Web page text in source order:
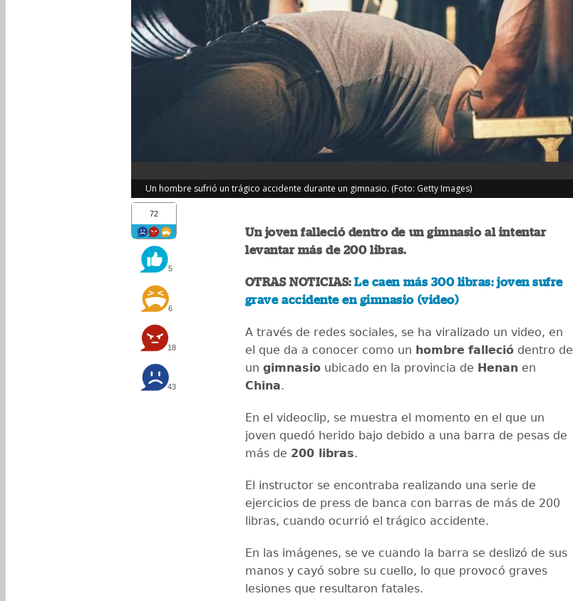
Un hombre sufrió un trágico accidente durante un gimnasio. (Foto: Getty Images)
72
5
6
18
43
Un joven falleció dentro de un gimnasio al intentar
levantar más de 200 libras.
OTRAS NOTICIAS:Le caen más 300 libras: joven sufre
grave accidente en gimnasio (video)
A través de redes sociales, se ha viralizado un video, en
el que da a conocer como un hombre falleció dentro de
un gimnasio ubicado en la provincia de Henan en
China.
En el videoclip, se muestra el momento en el que un
joven quedó herido bajo debido a una barra de pesas de
más de 200 libras.
El instructor se encontraba realizando una serie de
ejercicios de press de banca con barras de más de 200
libras, cuando ocurrió el trágico accidente.
En las imágenes, se ve cuando la barra se deslizó de sus
manos y cayó sobre su cuello, lo que provocó graves
lesiones que resultaron fatales.